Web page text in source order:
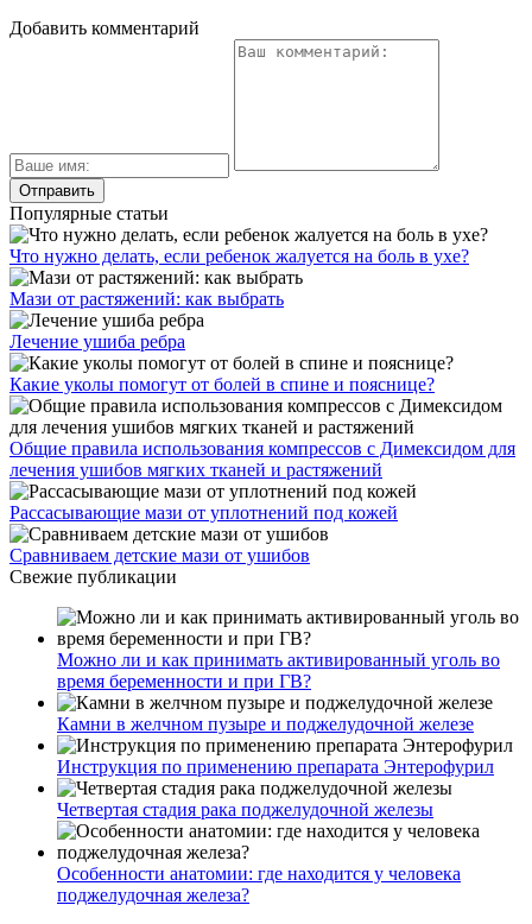
Добавить комментарий
Популярные статьи
Что нужно делать, если ребенок жалуется на боль в ухе?
Мази от растяжений: как выбрать
Лечение ушиба ребра
Какие уколы помогут от болей в спине и пояснице?
Общие правила использования компрессов с Димексидом для
лечения ушибов мягких тканей и растяжений
Рассасывающие мази от уплотнений под кожей
Сравниваем детские мази от ушибов
Свежие публикации
Можно ли и как принимать активированный уголь во
время беременности и при ГВ?
Камни в желчном пузыре и поджелудочной железе
Инструкция по применению препарата Энтерофурил
Четвертая стадия рака поджелудочной железы
Особенности анатомии: где находится у человека
поджелудочная железа?